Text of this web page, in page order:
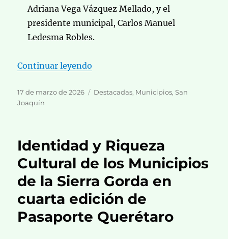
Adriana Vega Vázquez Mellado, y el
presidente municipal, Carlos Manuel
Ledesma Robles.
Continuar leyendo
Publicado
el
17 de marzo de 2026 Categorías
Destacadas, Municipios,San
Joaquín
Identidad y Riqueza
Cultural de los Municipios
de la Sierra Gorda en
cuarta edición de
Pasaporte Querétaro